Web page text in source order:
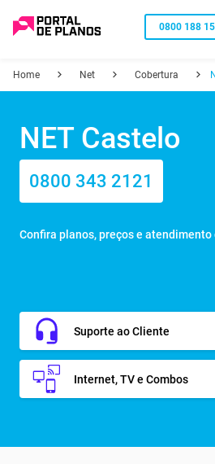
0800 188
Home Net Cobertura
NET Castelo
0800 343 2121
Confira planos, preços e atendimento
Suporte ao Cliente
Internet, TV e Combos